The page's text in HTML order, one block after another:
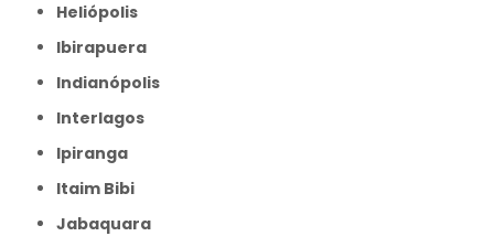
Heliópolis
Ibirapuera
Indianópolis
Interlagos
Ipiranga
Itaim Bibi
Jabaquara